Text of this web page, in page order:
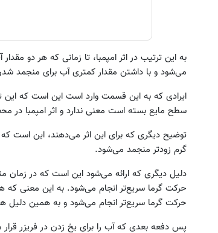
به این ترتیب در اثر امپمبا، تا زمانی که هر دو
می‌شود و با داشتن مقدار کمتری آب برای منجمد
ایرادی که به این قسمت وارد است این است که
سطح مایع بسته است معنی ندارد و اثر امپمبا در
توضیح دیگری که برای این اثر می‌دهند، این است
گرم زودتر منجمد می‌شود.
دلیل دیگری که ارائه می‌شود این است که در زمان
حرکت گرما سریع‌تر انجام می‌شود. به این معنی که
حرکت گرما سریع‌تر انجام می‌شود و به همین دلیل
پس دفعه بعدی که آب را برای یخ زدن در فریزر